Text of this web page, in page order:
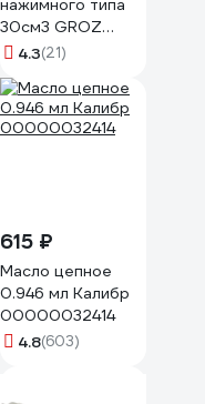
нажимного типа
30см3 GROZ
GR43100 - G6P
4.3(21)
615 ₽
Масло цепное
0.946 мл Калибр
00000032414
4.8(603)